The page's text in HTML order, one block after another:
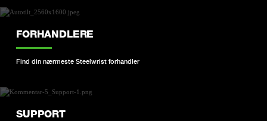
FORHANDLERE
Find din nærmeste Steelwrist forhandler
SUPPORT